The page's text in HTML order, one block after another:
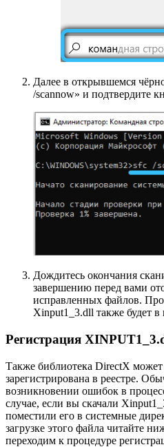
Далее в открывшемся
/scannow» и подтвердите
Дождитесь окончания
завершению перед вами
исправленных файлов.
Хinput1_3.dll также будет в
Регистрация
Также библиотека DirectX
зарегистрирована в реестре.
возникновении ошибок в
случае, если вы скачали
поместили его в системные
загрузке этого файла читайте
переходим к процедуре